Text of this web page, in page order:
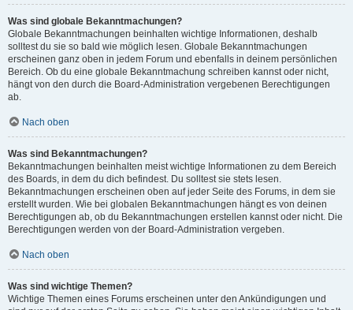
Was sind globale Bekanntmachungen?
Globale Bekanntmachungen beinhalten wichtige Informationen, deshalb
solltest du sie so bald wie möglich lesen. Globale Bekanntmachungen
erscheinen ganz oben in jedem Forum und ebenfalls in deinem persönlichen
Bereich. Ob du eine globale Bekanntmachung schreiben kannst oder nicht,
hängt von den durch die Board-Administration vergebenen Berechtigungen
ab.
Nach oben
Was sind Bekanntmachungen?
Bekanntmachungen beinhalten meist wichtige Informationen zu dem Bereich
des Boards, in dem du dich befindest. Du solltest sie stets lesen.
Bekanntmachungen erscheinen oben auf jeder Seite des Forums, in dem sie
erstellt wurden. Wie bei globalen Bekanntmachungen hängt es von deinen
Berechtigungen ab, ob du Bekanntmachungen erstellen kannst oder nicht. Die
Berechtigungen werden von der Board-Administration vergeben.
Nach oben
Was sind wichtige Themen?
Wichtige Themen eines Forums erscheinen unter den Ankündigungen und